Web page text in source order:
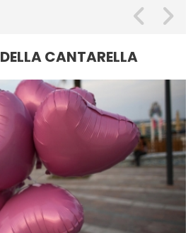
CANTARELLA